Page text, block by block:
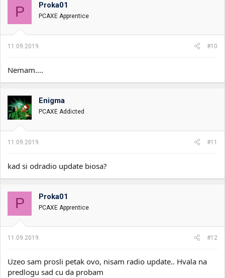
P Proka01
PCAXE Apprentice
11.09.2019. #10
Nemam....
Enigma
PCAXE Addicted
11.09.2019. #11
kad si odradio update biosa?
P Proka01
PCAXE Apprentice
11.09.2019. #12
Uzeo sam prosli petak ovo, nisam radio update.. Hvala na
predlogu sad cu da probam